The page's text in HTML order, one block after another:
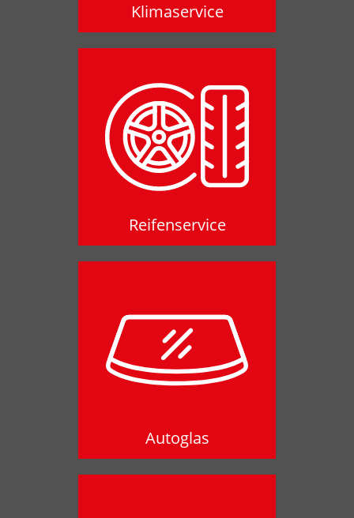
Klimaservice
Reifenservice
Reifenservice
Autoglas
Autoglas